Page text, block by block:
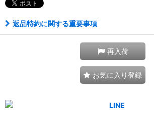
返品特約に関する重要事項
再入荷
お気に入り登録